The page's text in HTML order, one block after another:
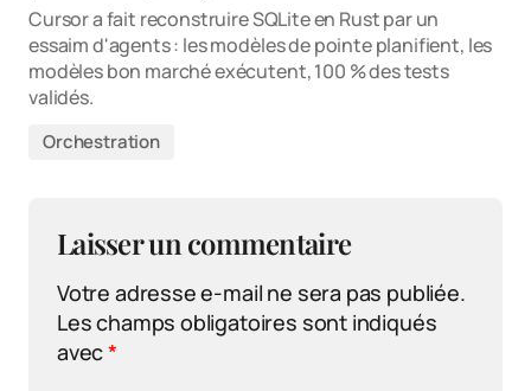
Cursor a fait reconstruire SQLite en Rust par un
essaim d'agents : les modèles de pointe planifient, les
modèles bon marché exécutent, 100 % des tests
validés.
Orchestration
Laisser un commentaire
Votre adresse e-mail ne sera pas publiée.
Les champs obligatoires sont indiqués
avec*